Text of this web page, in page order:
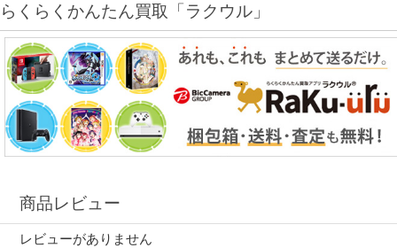
らくらくかんたん買取「ラクウル」
商品レビュー
レビューがありません